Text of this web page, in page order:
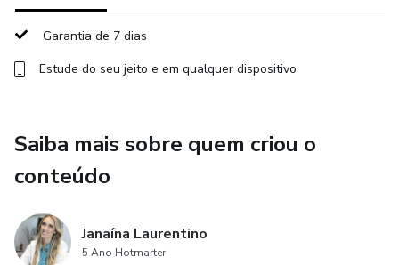
Garantia de 7 dias
Estude do seu jeito e em qualquer dispositivo
Saiba mais sobre quem criou o
conteúdo
Janaína Laurentino
5 Ano Hotmarter